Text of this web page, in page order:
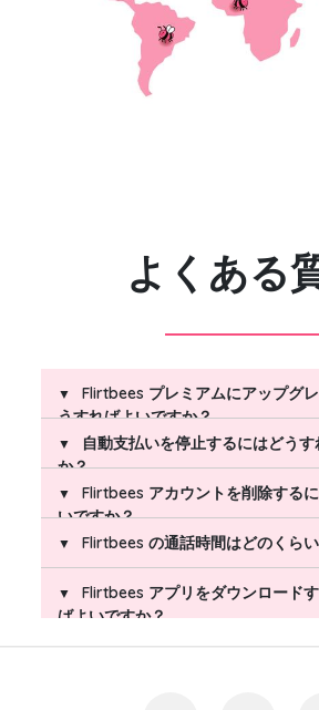
よくある
Flirtbees プレミアムにアップグ
うすればよいですか？
ムを取得」ボタンをタップし、プラ
全な支払いページで支払い情報を入
すべての支払いは米ドル（USD）で
算はご利用の銀行によって行われま
すると、プレミアムアカウントが自
れ、選択したプランに含まれる分数
自動支払いを停止するにはどう
か？
クセスし、プロフィール写真をクリ
ドットをクリックし、「サブスクリ
してから「サブスクリプションをキ
ックしてください。または、
することもできます。
Flirtbees アカウントを削除する
いですか？
3つのドットをクリックし、「
る」を選択します。
Flirtbees の通話時間はどのくら
10分 – 5米ドル
360分 – 100米ドル
Flirtbees アプリをダウンロード
ばよいですか？